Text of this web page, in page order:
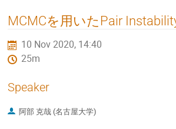
MCMCを用いたPair
10 Nov 2020, 14:40
25m
Speaker
阿部 克哉 (名古屋大学)